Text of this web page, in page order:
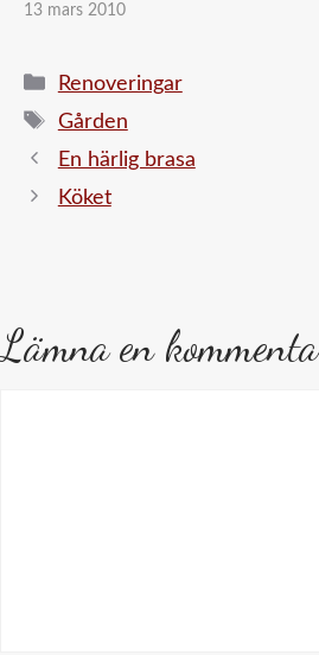
13 mars 2010
Kategorier
Renoveringar
Etiketter
Gården
En härlig brasa
Köket
Lämna en